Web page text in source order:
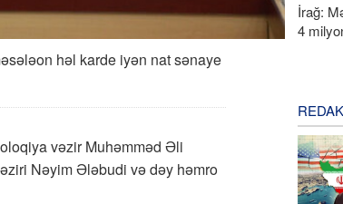
həl karde iyən nat sənaye
vəzir Muhəmməd Əli
Nəyim Ələbudi və dəy həmro
İrağ:
4